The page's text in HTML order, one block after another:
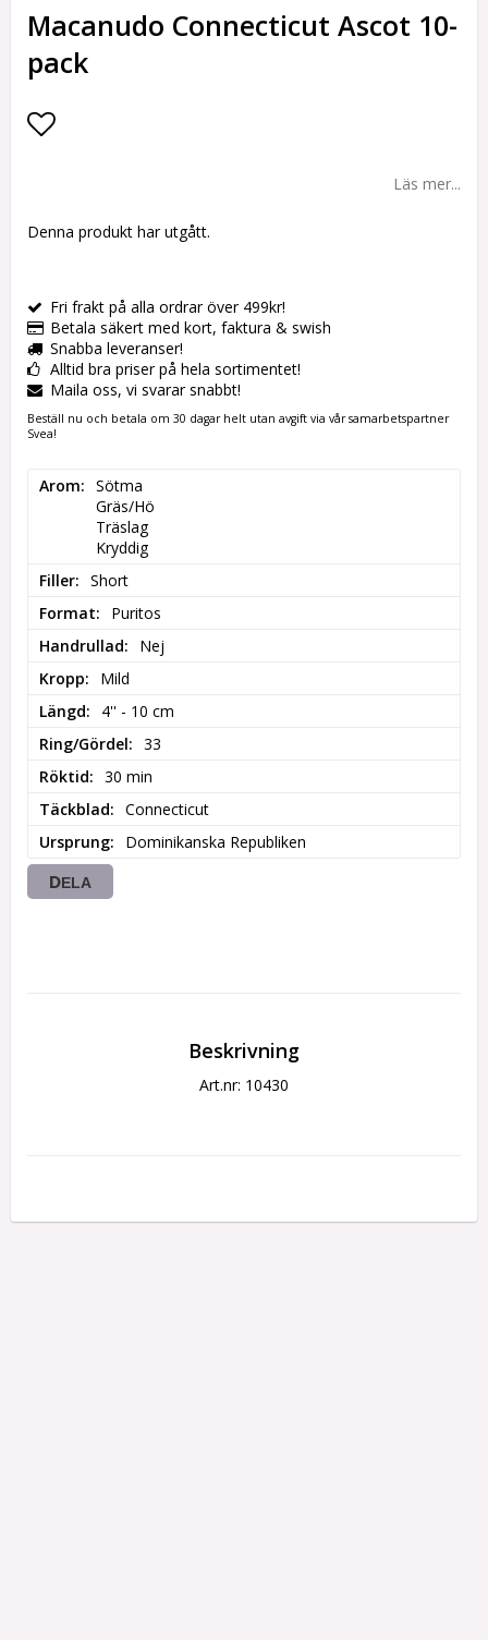
Macanudo Connecticut Ascot 10-
pack
Läs mer...
Denna produkt har utgått.
Fri frakt på alla ordrar över 499kr!
Betala säkert med kort, faktura & swish
Snabba leveranser!
Alltid bra priser på hela sortimentet!
Maila oss, vi svarar snabbt!
Beställ nu och betala om 30 dagar helt utan avgift via vår samarbetspartner
Svea!
Arom
Sötma
Gräs/Hö
Träslag
Kryddig
Filler
Short
Format
Puritos
Handrullad
Nej
Kropp
Mild
Längd
4'' - 10 cm
Ring/Gördel
33
Röktid
30 min
Täckblad
Connecticut
Ursprung
Dominikanska Republiken
DELA
Beskrivning
Art.nr: 10430